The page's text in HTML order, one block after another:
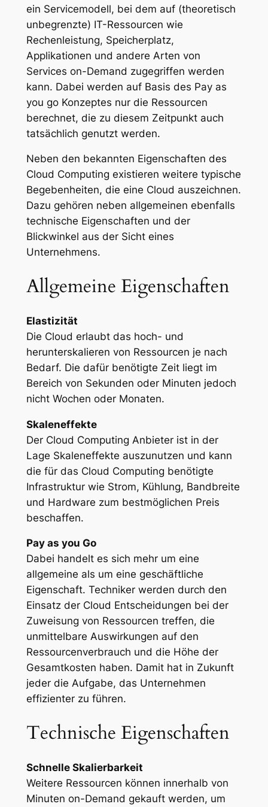
ein Servicemodell, bei dem auf (theoretisch
unbegrenzte) IT-Ressourcen wie
Rechenleistung, Speicherplatz,
Applikationen und andere Arten von
Services on-Demand zugegriffen werden
kann. Dabei werden auf Basis des Pay as
you go Konzeptes nur die Ressourcen
berechnet, die zu diesem Zeitpunkt auch
tatsächlich genutzt werden.
Neben den bekannten Eigenschaften des
Cloud Computing existieren weitere typische
Begebenheiten, die eine Cloud auszeichnen.
Dazu gehören neben allgemeinen ebenfalls
technische Eigenschaften und der
Blickwinkel aus der Sicht eines
Unternehmens.
Allgemeine Eigenschaften
Elastizität
Die Cloud erlaubt das hoch- und
herunterskalieren von Ressourcen je nach
Bedarf. Die dafür benötigte Zeit liegt im
Bereich von Sekunden oder Minuten jedoch
nicht Wochen oder Monaten.
Skaleneffekte
Der Cloud Computing Anbieter ist in der
Lage Skaleneffekte auszunutzen und kann
die für das Cloud Computing benötigte
Infrastruktur wie Strom, Kühlung, Bandbreite
und Hardware zum bestmöglichen Preis
beschaffen.
Pay as you Go
Dabei handelt es sich mehr um eine
allgemeine als um eine geschäftliche
Eigenschaft. Techniker werden durch den
Einsatz der Cloud Entscheidungen bei der
Zuweisung von Ressourcen treffen, die
unmittelbare Auswirkungen auf den
Ressourcenverbrauch und die Höhe der
Gesamtkosten haben. Damit hat in Zukunft
jeder die Aufgabe, das Unternehmen
effizienter zu führen.
Technische Eigenschaften
Schnelle Skalierbarkeit
Weitere Ressourcen können innerhalb von
Minuten on-Demand gekauft werden, um